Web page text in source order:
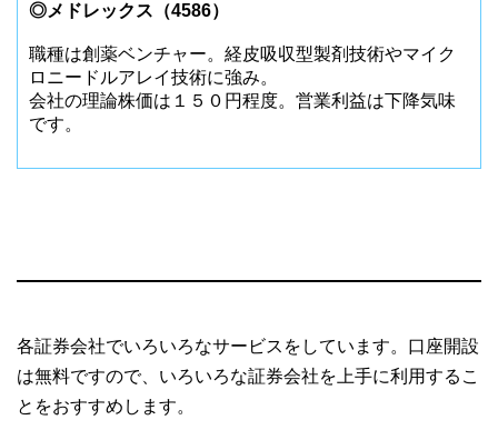
◎メドレックス（4586）
職種は創薬ベンチャー。経皮吸収型製剤技術やマイク
ロニードルアレイ技術に強み。
会社の理論株価は１５０円程度。営業利益は下降気味
です。
各証券会社でいろいろなサービスをしています。口座開設
は無料ですので、いろいろな証券会社を上手に利用するこ
とをおすすめします。